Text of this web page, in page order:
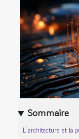
Sommaire
L'architecture et la